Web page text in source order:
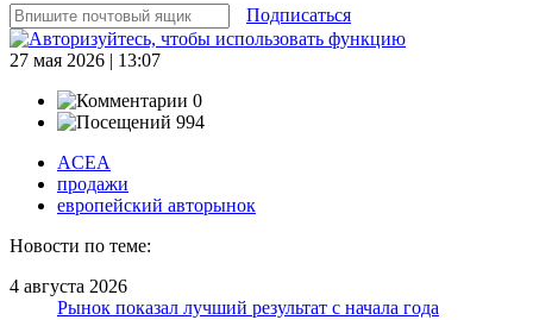
Подписаться
27 мая 2026 | 13:07
0
994
ACEA
продажи
европейский авторынок
Новости по теме:
4 августа 2026
Рынок показал лучший результат с начала года